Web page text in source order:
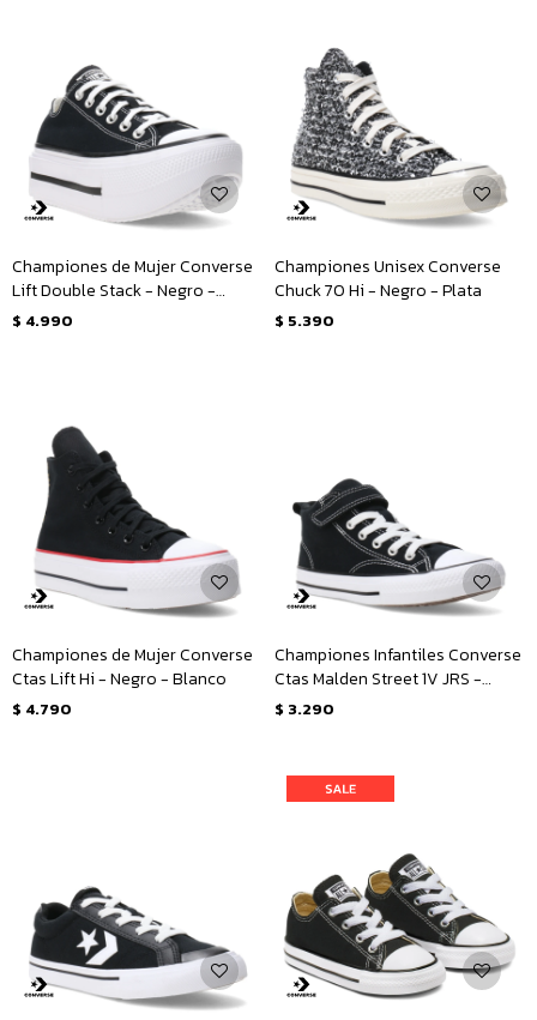
Championes de Mujer Converse
Lift Double Stack - Negro -
Blanco
$ 4.990
Championes Unisex Converse
Chuck 70 Hi - Negro - Plata
$ 5.390
Championes de Mujer Converse
Ctas Lift Hi - Negro - Blanco
$ 4.790
Championes Infantiles Converse
Ctas Malden Street 1V JRS -
Negro - Blanco
$ 3.290